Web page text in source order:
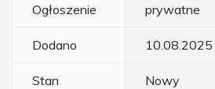
Ogłoszenie prywatne
Dodano 10.08.2025
Stan Nowy